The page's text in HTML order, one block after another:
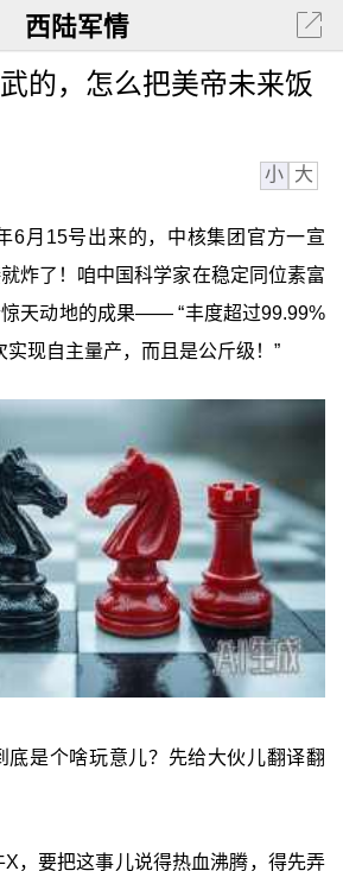
西陆军情
的，怎么把美帝未来饭
小 大
6月15号出来的，中核集团官方一宣
炸了！咱中国科学家在稳定同位素富
天动地的成果—— “丰度超过99.99%
现自主量产，而且是公斤级！”
底是个啥玩意儿？先给大伙儿翻译翻
X，要把这事儿说得热血沸腾，得先弄